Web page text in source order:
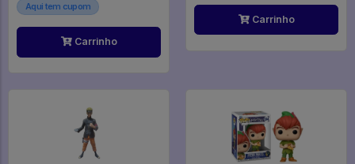
Aqui tem cupom
Carrinho
Carrinho